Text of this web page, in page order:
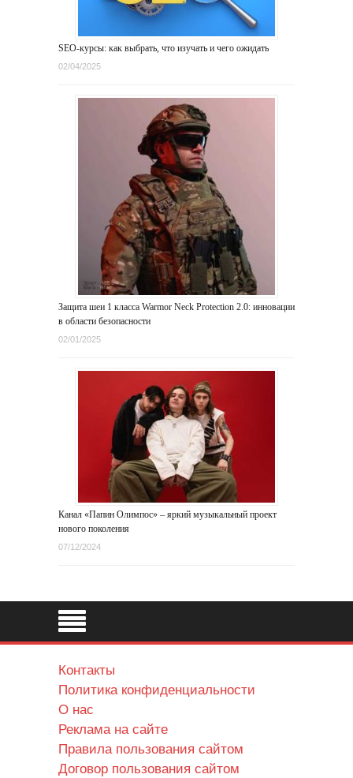
SEO-курсы: как выбрать, что изучать и чего ожидать
02/04/2025
Защита шеи 1 класса Warmor Neck Protection 2.0: инновации
в области безопасности
02/01/2025
Канал «Папин Олимпос» – яркий музыкальный проект
нового поколения
07/12/2024
Контакты
Политика конфиденциальности
О нас
Реклама на сайте
Правила пользования сайтом
Договор пользования сайтом